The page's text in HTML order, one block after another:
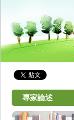
專家論述